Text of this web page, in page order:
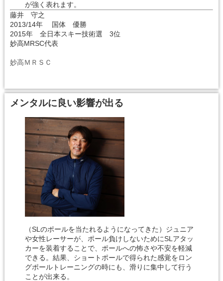
が強く表れます。
藤井 守之
2013/14年 国体 優勝
2015年 全日本スキー技術選 3位
妙高MRSC代表
妙高ＭＲＳＣ
メンタルに良い影響が出る
（SLのポールを当たれるようになってきた）ジュニア
や女性レーサーが、ポール負けしないためにSLアタッ
カーを装着することで、ポールへの怖さや不安を軽減
できる。結果、ショートポールで得られた感覚をロン
グポールトレーニングの時にも、滑りに集中して行う
ことが出来る。